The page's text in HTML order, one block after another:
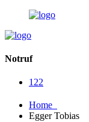
Notruf
122
Home
Egger Tobias